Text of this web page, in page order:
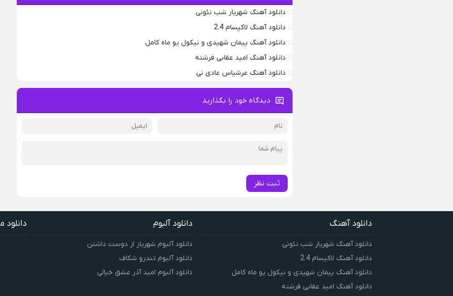
دانلود آهنگ شهریار شب نئونی
دانلود آهنگ لاکیسام 2.4
دانلود آهنگ پیمان شهیدی و نیکول یو ماه کامل
دانلود آهنگ امید عقابی فرشته
دانلود آهنگ عرشیاس عادی نی
دیدگاه خود را بگذارید
ثبت نظر
دانلود آهنگ
دانلود آهنگ شهریار شب نئونی
دانلود آهنگ لاکیسام 2.4
دانلود آهنگ پیمان شهیدی و نیکول یو ماه کامل
دانلود آهنگ امید عقابی فرشته
دانلود آلبوم
دانلود آلبوم شهریار از دوست داشتن
دانلود آلبوم تندرو شکاف
دانلود آلبوم امید آذر عشق خیالی
دانلود